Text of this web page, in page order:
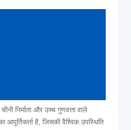
निर्माता और उच्च गुणवत्ता वाले
आपूर्तिकर्ता है, जिसकी वैश्विक उपस्थिति